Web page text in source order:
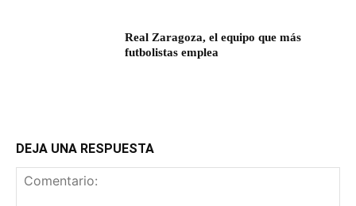
Real Zaragoza, el equipo que más
futbolistas emplea
DEJA UNA RESPUESTA